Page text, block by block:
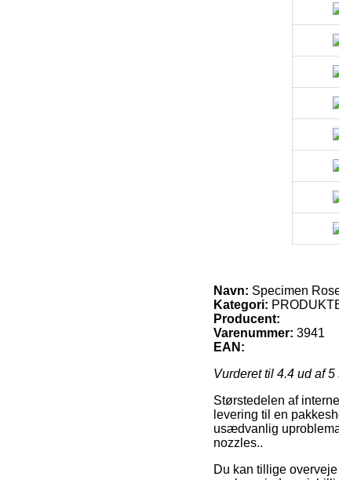
Navn: Specimen
Kategori:
Producent:
Varenummer: 3941
EAN:
Vurderet til 4.4 ud af 5
Størstedelen af
levering til en
usædvanlig
nozzles..
Du kan tillige